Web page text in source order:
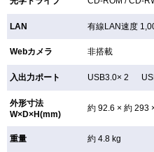
LAN 有線LAN速度
Webカメラ 非搭載
入出力ポート USB3.0× 2
外形寸法
W×D×H(mm)
約 92.6 × 約 293
重量 約 4.8 kg